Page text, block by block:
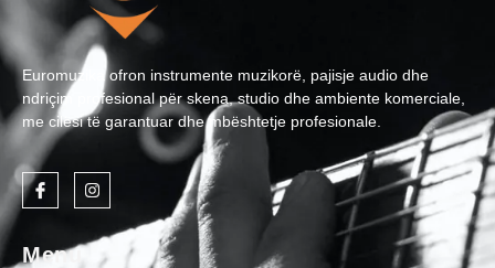
Euromuzika ofron instrumente muzikorë, pajisje audio dhe
ndriçim profesional për skena, studio dhe ambiente komerciale,
me cilësi të garantuar dhe mbështetje profesionale.
Menu